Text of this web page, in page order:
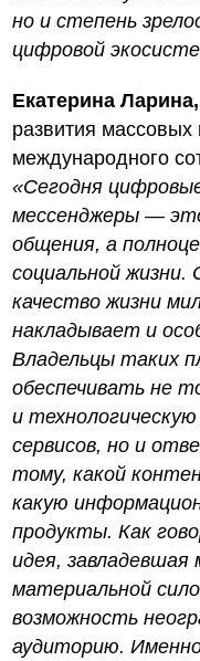
но и степень
цифровой
Екатерина
развития массовых
международного
«Сегодня
мессенджеры —
общения, а
социальной
качество жизни
накладывает и
Владельцы таких
обеспечивать не
и
сервисов, но и
тому, какой
какую
продукты. Как
идея,
материальной
возможность
аудиторию.